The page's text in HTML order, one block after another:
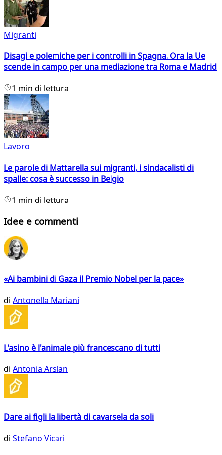
Migranti
Disagi e polemiche per i controlli in Spagna. Ora la Ue
scende in campo per una mediazione tra Roma e Madrid
1 min di lettura
Lavoro
Le parole di Mattarella sui migranti, i sindacalisti di
spalle: cosa è successo in Belgio
1 min di lettura
Idee e commenti
«Ai bambini di Gaza il Premio Nobel per la pace»
di Antonella Mariani
L'asino è l'animale più francescano di tutti
di Antonia Arslan
Dare ai figli la libertà di cavarsela da soli
di Stefano Vicari